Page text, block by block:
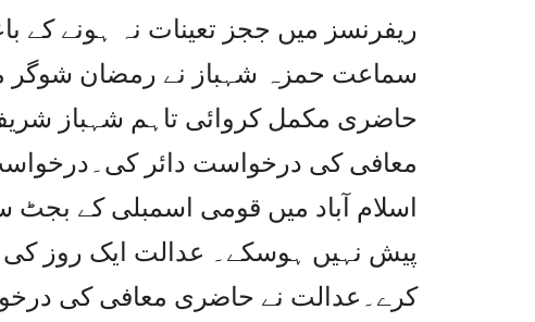
ریفرنسز میں ججز تعینات نہ ہونے کے
سماعت حمزہ شہباز نے رمضان شوگر
حاضری مکمل کروائی تاہم شہباز
معافی کی درخواست دائر
اسلام آباد میں قومی اسمبلی کے
پیش نہیں ہوسکے۔ عدالت ایک روز
کرے۔عدالت نے حاضری معافی کی